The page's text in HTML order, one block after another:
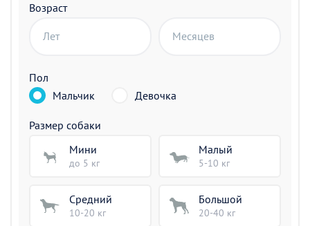
Возраст
Лет Месяцев
Пол
Мальчик
Девочка
Размер собаки
Мини
до 5 кг
Малый
5-10 кг
Средний
10-20 кг
Большой
20-40 кг